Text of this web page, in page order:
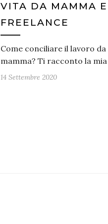
VITA DA MAMMA
FREELANCE
Come conciliare il lavoro
mamma? Ti racconto la
14 Settembre 2020